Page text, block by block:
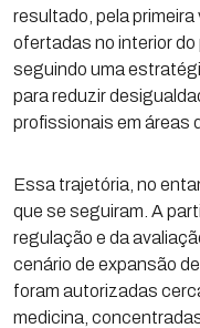
resultado, pela
ofertadas no interior do
seguindo uma
para reduzir
profissionais em áreas
Essa trajetória, no
que se seguiram. A
regulação e da
cenário de expansão
foram autorizadas
medicina,